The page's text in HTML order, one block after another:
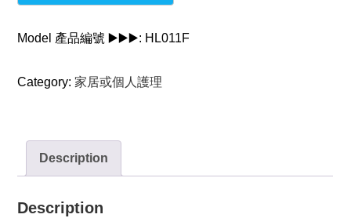
Model 產品編號 ▶️▶️▶️: HL011F
Category:家居或個人護理
Description
Description